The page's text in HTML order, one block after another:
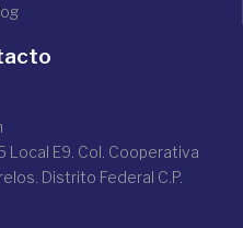
Local E9. Col. Cooperativa
Distrito Federal C.P.